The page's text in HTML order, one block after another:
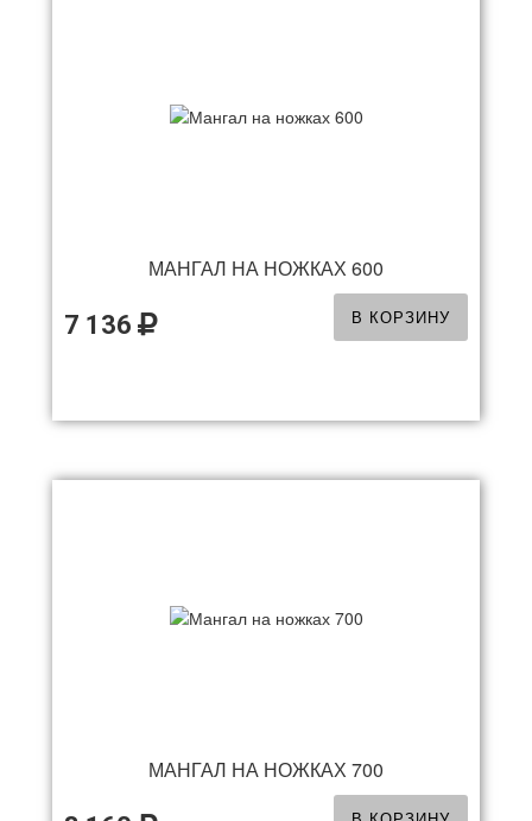
МАНГАЛ НА НОЖКАХ 600
7 136 В КОРЗИНУ
МАНГАЛ НА НОЖКАХ 700